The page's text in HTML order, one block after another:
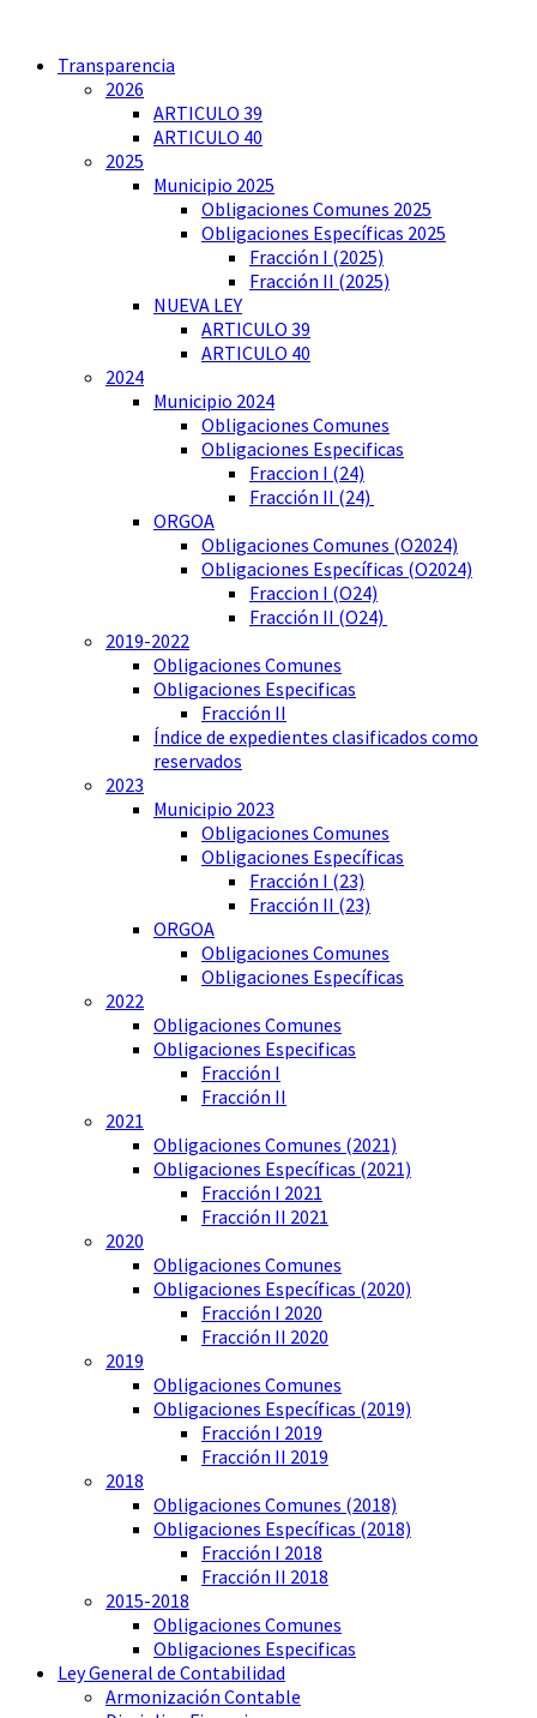
Transparencia
2026
ARTICULO 39
ARTICULO 40
2025
Municipio 2025
Obligaciones Comunes 2025
Obligaciones Específicas 2025
Fracción I (2025)
Fracción II (2025)
NUEVA LEY
ARTICULO 39
ARTICULO 40
2024
Municipio 2024
Obligaciones Comunes
Obligaciones Especificas
Fraccion I (24)
Fracción II (24)
ORGOA
Obligaciones Comunes (O2024)
Obligaciones Específicas (O2024)
Fraccion I (O24)
Fracción II (O24)
2019-2022
Obligaciones Comunes
Obligaciones Especificas
Fracción II
Índice de expedientes clasificados como
reservados
2023
Municipio 2023
Obligaciones Comunes
Obligaciones Específicas
Fracción I (23)
Fracción II (23)
ORGOA
Obligaciones Comunes
Obligaciones Específicas
2022
Obligaciones Comunes
Obligaciones Especificas
Fracción I
Fracción II
2021
Obligaciones Comunes (2021)
Obligaciones Específicas (2021)
Fracción I 2021
Fracción II 2021
2020
Obligaciones Comunes
Obligaciones Específicas (2020)
Fracción I 2020
Fracción II 2020
2019
Obligaciones Comunes
Obligaciones Específicas (2019)
Fracción I 2019
Fracción II 2019
2018
Obligaciones Comunes (2018)
Obligaciones Específicas (2018)
Fracción I 2018
Fracción II 2018
2015-2018
Obligaciones Comunes
Obligaciones Especificas
Ley General de Contabilidad
Armonización Contable